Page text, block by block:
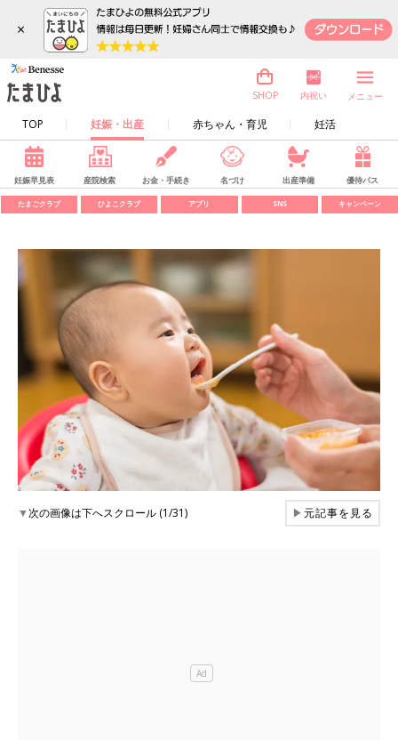
×
TOP 妊娠・出産 赤ちゃん・育児 妊活
SHOP 内祝い メニュー
妊娠早見表 産院検索 お金・手続き 名づけ 出産準備 優待パス
たまごクラブ ひよこクラブ アプリ SNS キャンペーン
▼次の画像は下へスクロール (1/31) ▶元記事を見る